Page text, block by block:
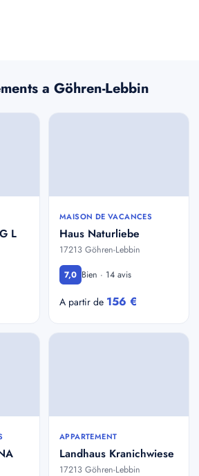
a Göhren-Lebbin
L
MAISON DE VACANCES
Haus Naturliebe
17213 Göhren-Lebbin
7,0 Bien · 14 avis
A partir de 156 €
APPARTEMENT
Landhaus Kranichwiese
17213 Göhren-Lebbin